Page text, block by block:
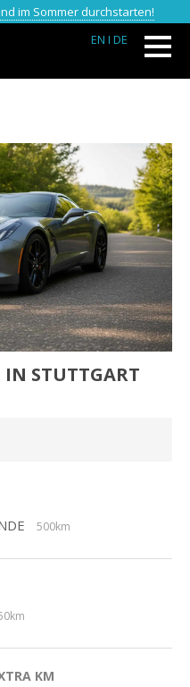
im Sommer durchstarten!
EN I DE
IN STUTTGART
500km
KM